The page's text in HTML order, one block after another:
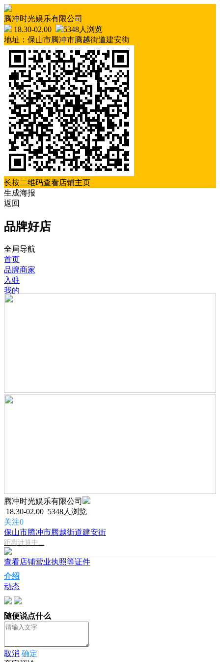
腾冲时光娱乐有限公司
18.30-02.00
5348人浏览
地址：保山市腾冲市腾越街道建安街
长按二维码查看店铺主页
生成海报
返回
品牌好店
全局导航
首页
品牌商家
入驻
我的
腾冲时光娱乐有限公司
18.30-02.00 5348人浏览
关注0
保山市腾冲市腾越街道建安街
距离计算中...
查看店铺营业执照等证件
介绍
动态
随便说点什么
取消 确定